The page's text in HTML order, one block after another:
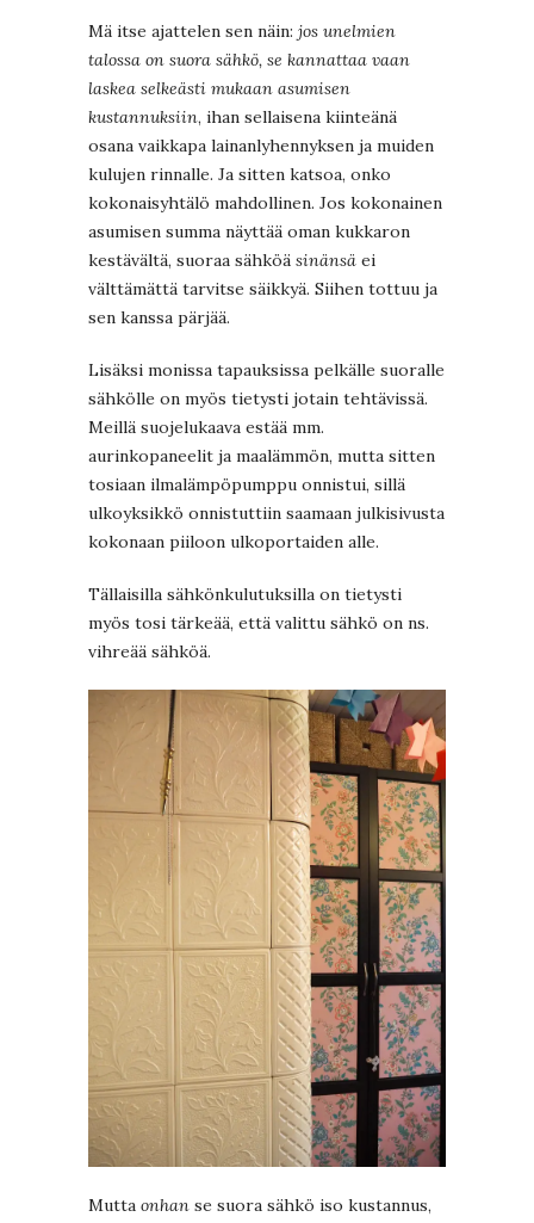
Mä itse ajattelen sen näin: jos unelmien
talossa on suora sähkö, se kannattaa vaan
laskea selkeästi mukaan asumisen
kustannuksiin, ihan sellaisena kiinteänä
osana vaikkapa lainanlyhennyksen ja muiden
kulujen rinnalle. Ja sitten katsoa, onko
kokonaisyhtälö mahdollinen. Jos kokonainen
asumisen summa näyttää oman kukkaron
kestävältä, suoraa sähköä sinänsä ei
välttämättä tarvitse säikkyä. Siihen tottuu ja
sen kanssa pärjää.
Lisäksi monissa tapauksissa pelkälle suoralle
sähkölle on myös tietysti jotain tehtävissä.
Meillä suojelukaava estää mm.
aurinkopaneelit ja maalämmön, mutta sitten
tosiaan ilmalämpöpumppu onnistui, sillä
ulkoyksikkö onnistuttiin saamaan julkisivusta
kokonaan piiloon ulkoportaiden alle.
Tällaisilla sähkönkulutuksilla on tietysti
myös tosi tärkeää, että valittu sähkö on ns.
vihreää sähköä.
Mutta onhan se suora sähkö iso kustannus,